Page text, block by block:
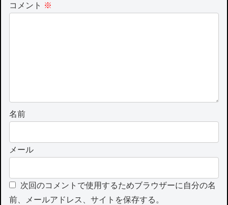
コメント ※
名前
メール
次回のコメントで使用するためブラウザーに自分の名
前、メールアドレス、サイトを保存する。